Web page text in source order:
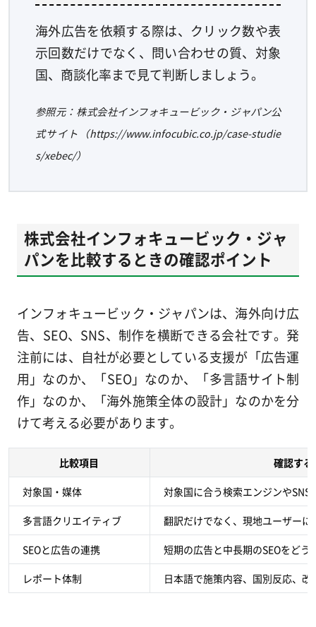
海外広告を依頼する際は、クリック数や表
示回数だけでなく、問い合わせの質、対象
国、商談化率まで見て判断しましょう。
参照元：株式会社インフォキュービック・ジャパン公
式サイト（https://www.infocubic.co.jp/case-studie
s/xebec/）
株式会社インフォキュービック・ジャ
パンを比較するときの確認ポイント
インフォキュービック・ジャパンは、海外向け広
告、SEO、SNS、制作を横断できる会社です。発
注前には、自社が必要としている支援が「広告運
用」なのか、「SEO」なのか、「多言語サイト制
作」なのか、「海外施策全体の設計」なのかを分
けて考える必要があります。
比較項目 確認する
対象国・媒体 対象国に合う検索エンジンやSNS
多言語クリエイティブ 翻訳だけでなく、現地ユーザー
SEOと広告の連携 短期の広告と中長期のSEOをどう
レポート体制 日本語で施策内容、国別反応、